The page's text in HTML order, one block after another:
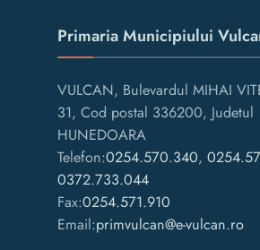
Primaria Municipiului
VULCAN, Bulevardul MIHAI
31, Cod postal 336200, Judetul
HUNEDOARA
Telefon:0254.570.340,
0372.733.044
Fax:0254.571.910
Email:primvulcan@e-vulcan.ro